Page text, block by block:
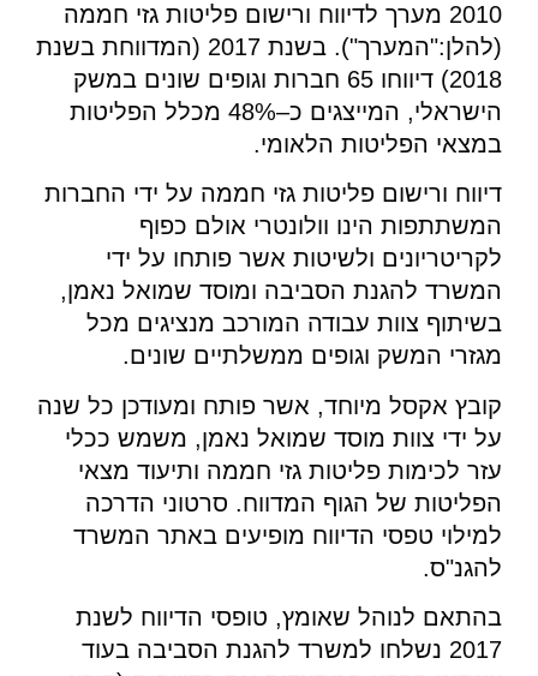
2010 מערך לדיווח ורישום פליטות גזי חממה
(להלן:"המערך"). בשנת 2017 (המדווחת בשנת
2018) דיווחו 65 חברות וגופים שונים במשק
הישראלי, המייצגים כ–48% מכלל הפליטות
במצאי הפליטות הלאומי.
דיווח ורישום פליטות גזי חממה על ידי החברות
המשתתפות הינו וולונטרי אולם כפוף
לקריטריונים ולשיטות אשר פותחו על ידי
המשרד להגנת הסביבה ומוסד שמואל נאמן,
בשיתוף צוות עבודה המורכב מנציגים מכל
מגזרי המשק וגופים ממשלתיים שונים.
קובץ אקסל מיוחד, אשר פותח ומעודכן כל שנה
על ידי צוות מוסד שמואל נאמן, משמש ככלי
עזר לכימות פליטות גזי חממה ותיעוד מצאי
הפליטות של הגוף המדווח. סרטוני הדרכה
למילוי טפסי הדיווח מופיעים באתר המשרד
להגנ"ס.
בהתאם לנוהל שאומץ, טופסי הדיווח לשנת
2017 נשלחו למשרד להגנת הסביבה בעוד